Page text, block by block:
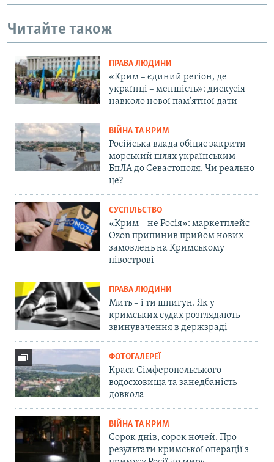
Читайте також
ПРАВА ЛЮДИНИ
«Крим – єдиний регіон, де
українці – меншість»: дискусія
навколо нової пам'ятної дати
ВІЙНА ТА КРИМ
Російська влада обіцяє закрити
морський шлях українським
БпЛА до Севастополя. Чи реально
це?
СУСПІЛЬСТВО
«Крим – не Росія»: маркетплейс
Ozon припинив прийом нових
замовлень на Кримському
півострові
ПРАВА ЛЮДИНИ
Мить – і ти шпигун. Як у
кримських судах розглядають
звинувачення в держзраді
ФОТОГАЛЕРЕЇ
Краса Сімферопольського
водосховища та занедбаність
довкола
ВІЙНА ТА КРИМ
Сорок днів, сорок ночей. Про
результати кримської операції з